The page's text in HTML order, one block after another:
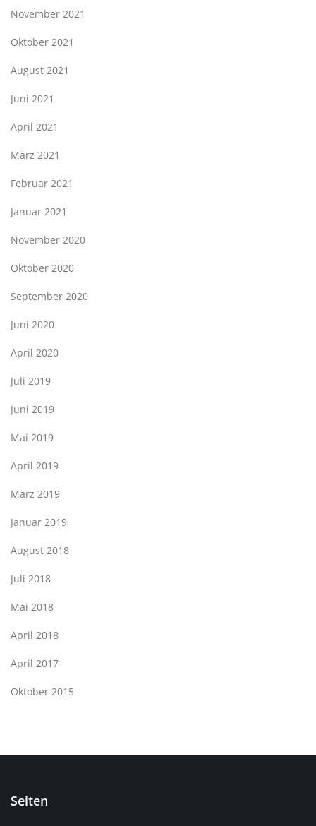
November 2021
Oktober 2021
August 2021
Juni 2021
April 2021
März 2021
Februar 2021
Januar 2021
November 2020
Oktober 2020
September 2020
Juni 2020
April 2020
Juli 2019
Juni 2019
Mai 2019
April 2019
März 2019
Januar 2019
August 2018
Juli 2018
Mai 2018
April 2018
April 2017
Oktober 2015
Seiten